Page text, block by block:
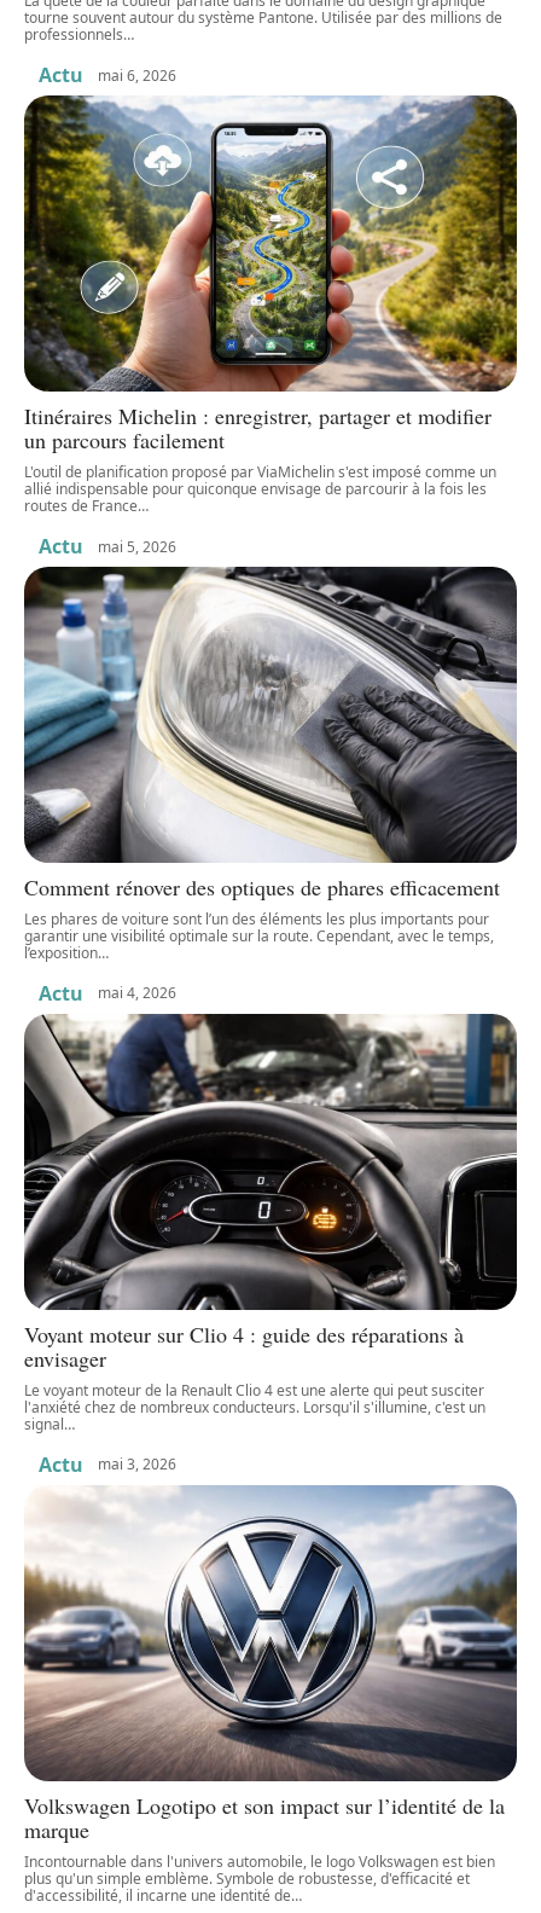
tourne souvent autour du système Pantone. Utilisée par des millions de
professionnels…
Actu mai 6, 2026
Itinéraires Michelin : enregistrer, partager et modifier
un parcours facilement
L'outil de planification proposé par ViaMichelin s'est imposé comme un
allié indispensable pour quiconque envisage de parcourir à la fois les
routes de France…
Actu mai 5, 2026
Comment rénover des optiques de phares efficacement
Les phares de voiture sont l’un des éléments les plus importants pour
garantir une visibilité optimale sur la route. Cependant, avec le temps,
l’exposition…
Actu mai 4, 2026
Voyant moteur sur Clio 4 : guide des réparations à
envisager
Le voyant moteur de la Renault Clio 4 est une alerte qui peut susciter
l'anxiété chez de nombreux conducteurs. Lorsqu'il s'illumine, c'est un
signal…
Actu mai 3, 2026
Volkswagen Logotipo et son impact sur l’identité de la
marque
Incontournable dans l'univers automobile, le logo Volkswagen est bien
plus qu'un simple emblème. Symbole de robustesse, d'efficacité et
d'accessibilité, il incarne une identité de…